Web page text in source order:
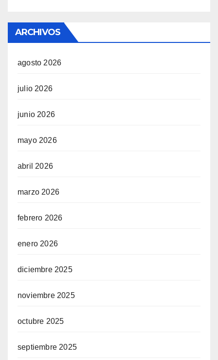
ARCHIVOS
agosto 2026
julio 2026
junio 2026
mayo 2026
abril 2026
marzo 2026
febrero 2026
enero 2026
diciembre 2025
noviembre 2025
octubre 2025
septiembre 2025